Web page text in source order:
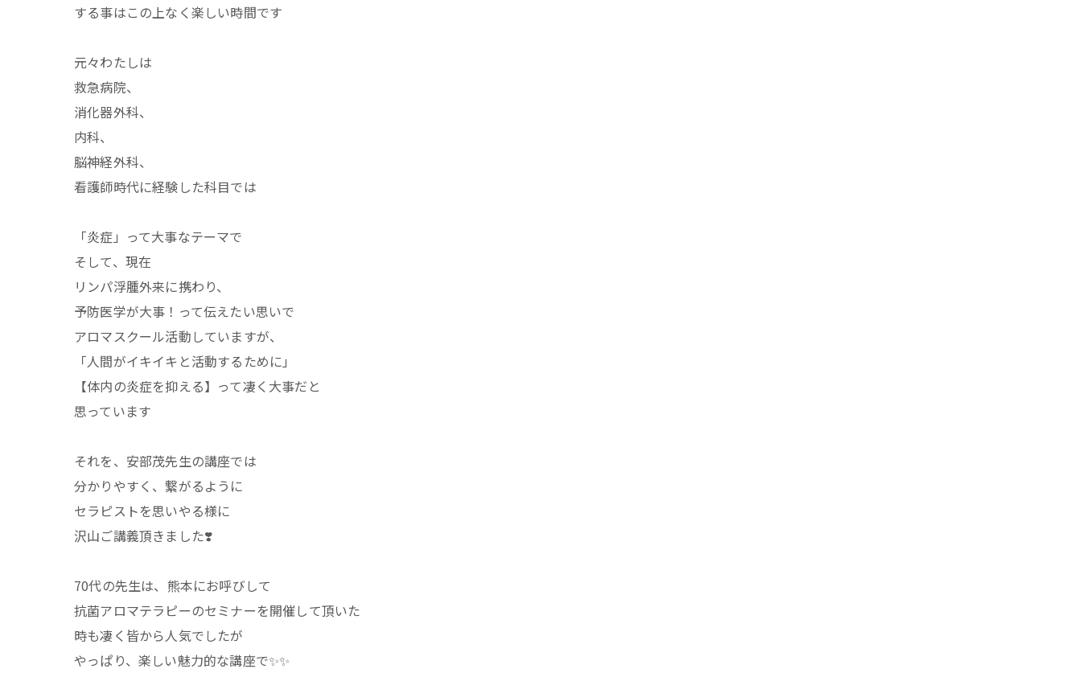
する事はこの上なく楽しい時間です
元々わたしは
救急病院、
消化器外科、
内科、
脳神経外科、
看護師時代に経験した科目では
「炎症」って大事なテーマで
そして、現在
リンパ浮腫外来に携わり、
予防医学が大事！って伝えたい思いで
アロマスクール活動していますが、
「人間がイキイキと活動するために」
【体内の炎症を抑える】って凄く大事だと
思っています
それを、安部茂先生の講座では
分かりやすく、繋がるように
セラピストを思いやる様に
沢山ご講義頂きました❣️
70代の先生は、熊本にお呼びして
抗菌アロマテラピーのセミナーを開催して頂いた
時も凄く皆から人気でしたが
やっぱり、楽しい魅力的な講座で✨✨